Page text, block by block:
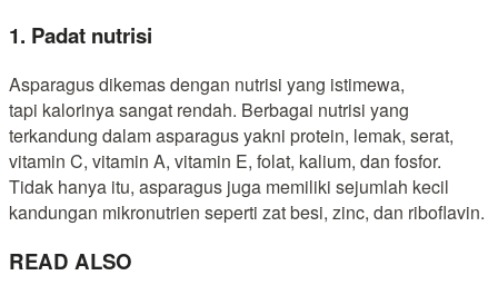
1. Padat nutrisi
Asparagus dikemas dengan nutrisi yang istimewa,
tapi kalorinya sangat rendah. Berbagai nutrisi yang
terkandung dalam asparagus yakni protein, lemak, serat,
vitamin C, vitamin A, vitamin E, folat, kalium, dan fosfor.
Tidak hanya itu, asparagus juga memiliki sejumlah kecil
kandungan mikronutrien seperti zat besi, zinc, dan riboflavin.
READ ALSO